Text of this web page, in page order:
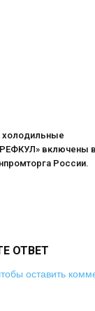
включены в
России.
ОТВЕТ
оставить